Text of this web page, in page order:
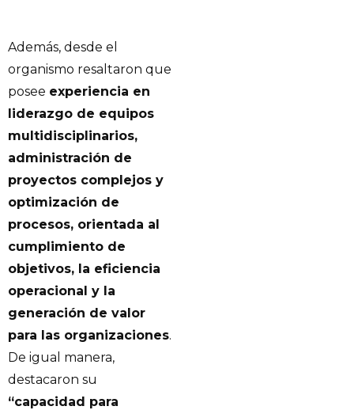
Además, desde el
organismo resaltaron que
posee experiencia en
liderazgo de equipos
multidisciplinarios,
administración de
proyectos complejos y
optimización de
procesos, orientada al
cumplimiento de
objetivos, la eficiencia
operacional y la
generación de valor
para las organizaciones.
De igual manera,
destacaron su
“capacidad para